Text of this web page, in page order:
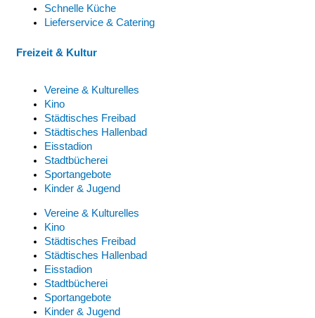
Schnelle Küche
Lieferservice & Catering
Freizeit & Kultur
Vereine & Kulturelles
Kino
Städtisches Freibad
Städtisches Hallenbad
Eisstadion
Stadtbücherei
Sportangebote
Kinder & Jugend
Vereine & Kulturelles
Kino
Städtisches Freibad
Städtisches Hallenbad
Eisstadion
Stadtbücherei
Sportangebote
Kinder & Jugend